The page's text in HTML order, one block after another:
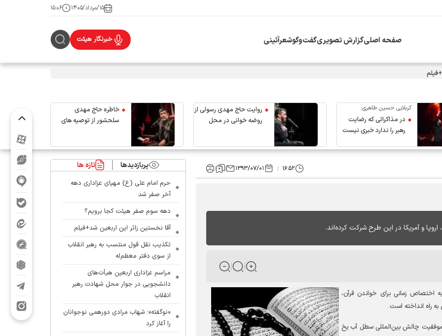
۱۵/مرداد/۱۴۰۵ ۱۵:۰۶
صفحه اصلیگزارش تصویریگفت‌وگوشعرآئینی خبرنگار هیئت
کربلایی حسین طاهری:
در مذاکراتی که رضایت
رهبر را ندارد خبری نیست
روایت حاج مهدی رسولی از
روضه خوانی در محل
خاطره حاج مهدی
سلحشور از توصیه های
۱۶:۵۲ ۱۳۹۳/۰۷/۰۱
و آمریکا در این طرح شرکت کرده‌اند.
اختصاص زمانی برای خواندن قرآن،
راه انداخته است.
موفقیت چالش بین‌المللی سطل آب یخ
پربازدیدها تازه ها
حرم امام علی (ع) مهیای عزاداری دهه
آخر صفر شد
دهه سوم صفر هیئت کجا برویم؟
آقا نخستین زائر این اربعین شد+فیلم
تکذیب نقل قول منتسب به رهبر انقلاب
از سوی دفتر معظم‌له
مراسم عزاداری اربعین هیأت‌های
دانشجویی در جوار محل شهادت رهبر
انقلاب
«نوگفته»؛ شهاب مرادی دورهمی نوجوانان
را آغاز کرد